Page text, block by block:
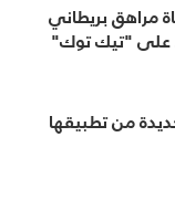
مراهق بريطاني
على "تيك توك"
من تطبيقها